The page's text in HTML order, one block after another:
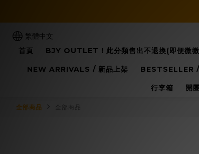
繁體中文
首頁
BJY OUTLET！此分類售出不退換(即便微
NEW ARRIVALS / 新品上架 BESTSELLER
行李箱 開
全部商品 全部商品